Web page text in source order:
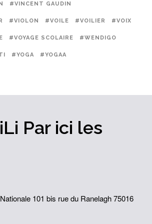
#VINCENT GAUDIN
#VIOLON #VOILE #VOILIER #VOIX
#VOYAGE SCOLAIRE #WENDIGO
#YOGA #YOGAA
Par ici les
101 bis rue du Ranelagh75016